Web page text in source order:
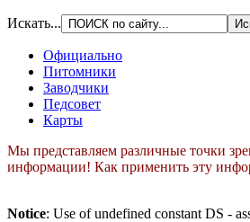
Искать...
Официально
Питомники
Заводчики
Педсовет
Карты
Мы представляем различные точки
информации! Как применить эту
Notice: Use of undefined constant DS -